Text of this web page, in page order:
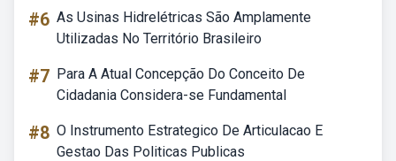
#6 As Usinas Hidrelétricas São Amplamente
Utilizadas No Território Brasileiro
#7 Para A Atual Concepção Do Conceito De
Cidadania Considera-se Fundamental
#8 O Instrumento Estrategico De Articulacao E
Gestao Das Politicas Publicas